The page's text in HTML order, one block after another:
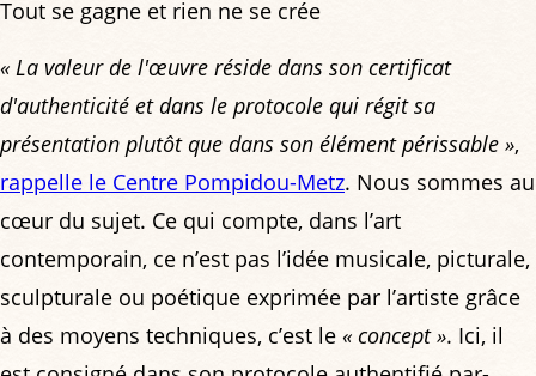
Tout se gagne et rien ne se crée
« La valeur de l'œuvre réside dans son certificat
d'authenticité et dans le protocole qui régit sa
présentation plutôt que dans son élément périssable »,
rappelle le Centre Pompidou-Metz. Nous sommes au
cœur du sujet. Ce qui compte, dans l’art
contemporain, ce n’est pas l’idée musicale, picturale,
sculpturale ou poétique exprimée par l’artiste grâce
à des moyens techniques, c’est le « concept ». Ici, il